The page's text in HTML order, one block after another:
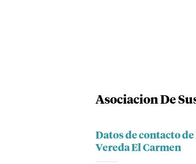
Asociacion De
Datos de contacto
Vereda El Carmen